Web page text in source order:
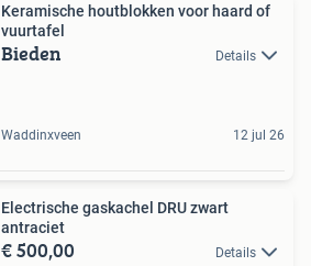
Keramische houtblokken voor haard of
vuurtafel
Bieden Details
Waddinxveen 12 jul 26
Electrische gaskachel DRU zwart
antraciet
€ 500,00 Details